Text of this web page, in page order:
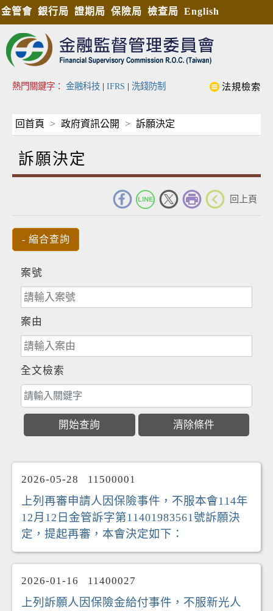
金管會 銀行局 證期局 保險局 檢查局 English
熱門關鍵字： 金融科技 | IFRS | 洗錢防制 法規檢索
回首頁 政府資訊公開 訴願決定
訴願決定
回上頁
案號
案由
全文檢索
2026-05-28 11500001
上列再審申請人因保險事件，不服本會114年
12月12日金管訴字第11401983561號訴願決
定，提起再審，本會決定如下：
2026-01-16 11400027
上列訴願人因保險金給付事件，不服新光人